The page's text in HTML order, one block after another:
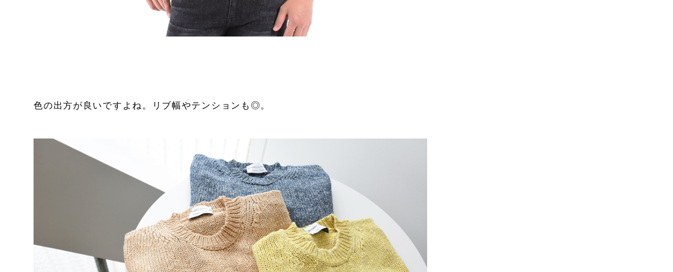
色の出方が良いですよね。リブ幅やテンションも◎。